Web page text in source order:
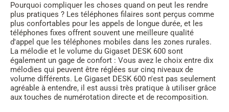
Pourquoi compliquer les choses quand on peut les rendre
plus pratiques ? Les téléphones filaires sont perçus comme
plus confortables pour les appels de longue durée, et les
téléphones fixes offrent souvent une meilleure qualité
d'appel que les téléphones mobiles dans les zones rurales.
La mélodie et le volume du Gigaset DESK 600 sont
également un gage de confort : Vous avez le choix entre dix
mélodies qui peuvent être réglées sur cinq niveaux de
volume différents. Le Gigaset DESK 600 n'est pas seulement
agréable à entendre, il est aussi très pratique à utiliser grâce
aux touches de numérotation directe et de recomposition.